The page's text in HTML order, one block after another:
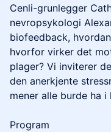
Cenli-grunlegger
nevropsykologi
biofeedback,
hvorfor virker det
plager? Vi inviterer
den anerkjente
mener alle burde ha
Program